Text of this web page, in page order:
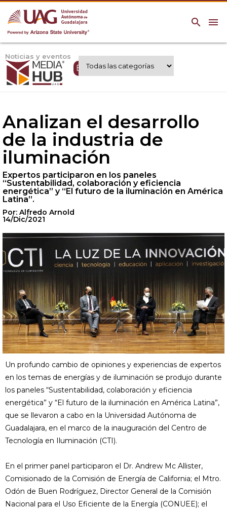
menu
search
Noticias y eventos
Expertos UAG
Analizan el desarrollo
de la industria de
iluminación
Expertos participaron en los paneles
“Sustentabilidad, colaboración y eficiencia
energética” y “El futuro de la iluminación en América
Latina”.
Por: Alfredo Arnold
14/Dic/2021
Un profundo cambio de opiniones y experiencias de expertos
en los temas de energías y de iluminación se produjo durante
los paneles “Sustentabilidad, colaboración y eficiencia
energética” y “El futuro de la iluminación en América Latina”,
que se llevaron a cabo en la Universidad Autónoma de
Guadalajara, en el marco de la inauguración del Centro de
Tecnología en Iluminación (CTI).
En el primer panel participaron el Dr. Andrew Mc Allister,
Comisionado de la Comisión de Energía de California; el Mtro.
Odón de Buen Rodríguez, Director General de la Comisión
Nacional para el Uso Eficiente de la Energía (CONUEE); el